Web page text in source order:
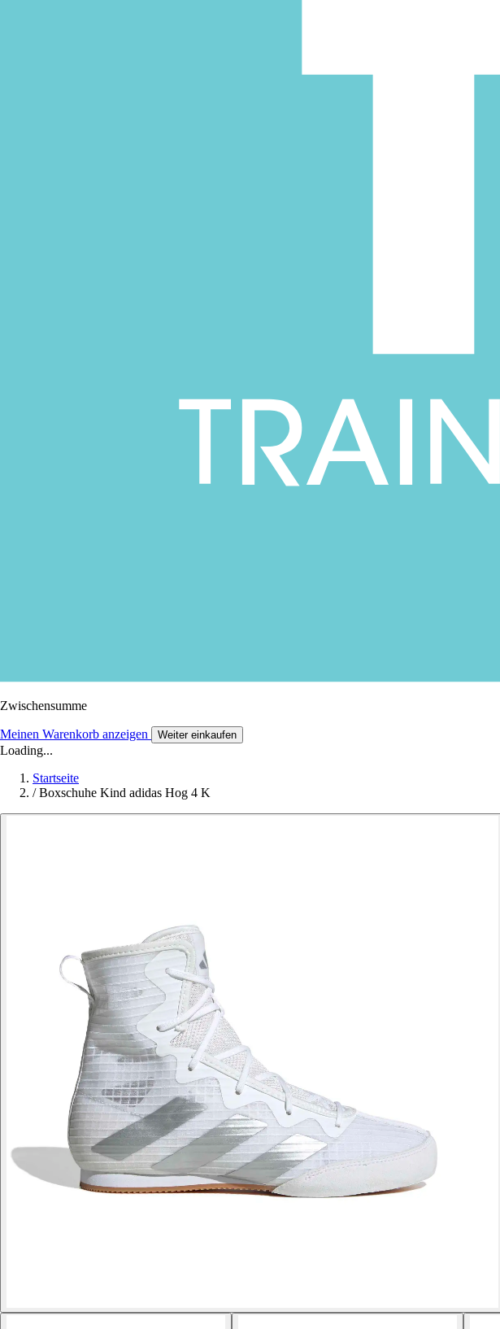
Zwischensumme
Meinen Warenkorb anzeigen Weiter einkaufen
Loading...
Startseite
/ Boxschuhe Kind adidas Hog 4 K